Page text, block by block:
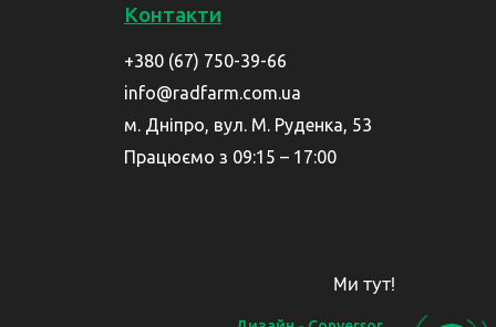
Контакти
+380 (67) 750-39-66
info@radfarm.com.ua
м. Дніпро, вул. М. Руденка, 53
Працюємо з 09:15 – 17:00
Ми тут!